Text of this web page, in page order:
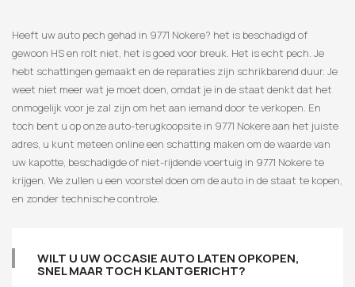
Heeft uw auto pech gehad in 9771 Nokere? het is beschadigd of
gewoon HS en rolt niet, het is goed voor breuk. Het is echt pech. Je
hebt schattingen gemaakt en de reparaties zijn schrikbarend duur. Je
weet niet meer wat je moet doen, omdat je in de staat denkt dat het
onmogelijk voor je zal zijn om het aan iemand door te verkopen. En
toch bent u op onze auto-terugkoopsite in 9771 Nokere aan het juiste
adres, u kunt meteen online een schatting maken om de waarde van
uw kapotte, beschadigde of niet-rijdende voertuig in 9771 Nokere te
krijgen. We zullen u een voorstel doen om de auto in de staat te kopen,
en zonder technische controle.
WILT U UW OCCASIE AUTO LATEN OPKOPEN,
SNEL MAAR TOCH KLANTGERICHT?